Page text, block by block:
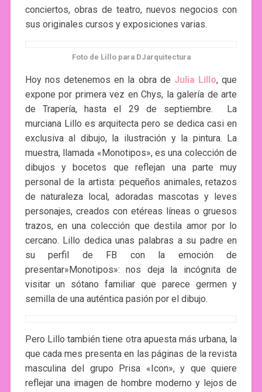
conciertos, obras de teatro, nuevos negocios con
sus originales cursos y exposiciones varias.
Foto de Lillo para DJarquitectura
Hoy nos detenemos en la obra de Julia Lillo, que
expone por primera vez en Chys, la galería de arte
de Trapería, hasta el 29 de septiembre. La
murciana Lillo es arquitecta pero se dedica casi en
exclusiva al dibujo, la ilustración y la pintura. La
muestra, llamada «Monotipos», es una colección de
dibujos y bocetos que reflejan una parte muy
personal de la artista: pequeños animales, retazos
de naturaleza local, adoradas mascotas y leves
personajes, creados con etéreas líneas o gruesos
trazos, en una colección que destila amor por lo
cercano. Lillo dedica unas palabras a su padre en
su perfil de FB con la emoción de
presentar»Monotipos»: nos deja la incógnita de
visitar un sótano familiar que parece germen y
semilla de una auténtica pasión por el dibujo.
Pero Lillo también tiene otra apuesta más urbana, la
que cada mes presenta en las páginas de la revista
masculina del grupo Prisa «Icon», y que quiere
reflejar una imagen de hombre moderno y lejos de